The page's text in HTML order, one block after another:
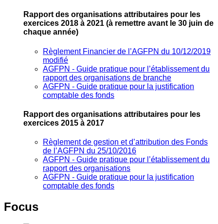
Rapport des organisations attributaires pour les
exercices 2018 à 2021 (à remettre avant le 30 juin de
chaque année)
Règlement Financier de l’AGFPN du 10/12/2019
modifié
AGFPN ‐ Guide pratique pour l’établissement du
rapport des organisations de branche
AGFPN ‐ Guide pratique pour la justification
comptable des fonds
Rapport des organisations attributaires pour les
exercices 2015 à 2017
Règlement de gestion et d’attribution des Fonds
de l’AGFPN du 25/10/2016
AGFPN ‐ Guide pratique pour l’établissement du
rapport des organisations
AGFPN ‐ Guide pratique pour la justification
comptable des fonds
Focus